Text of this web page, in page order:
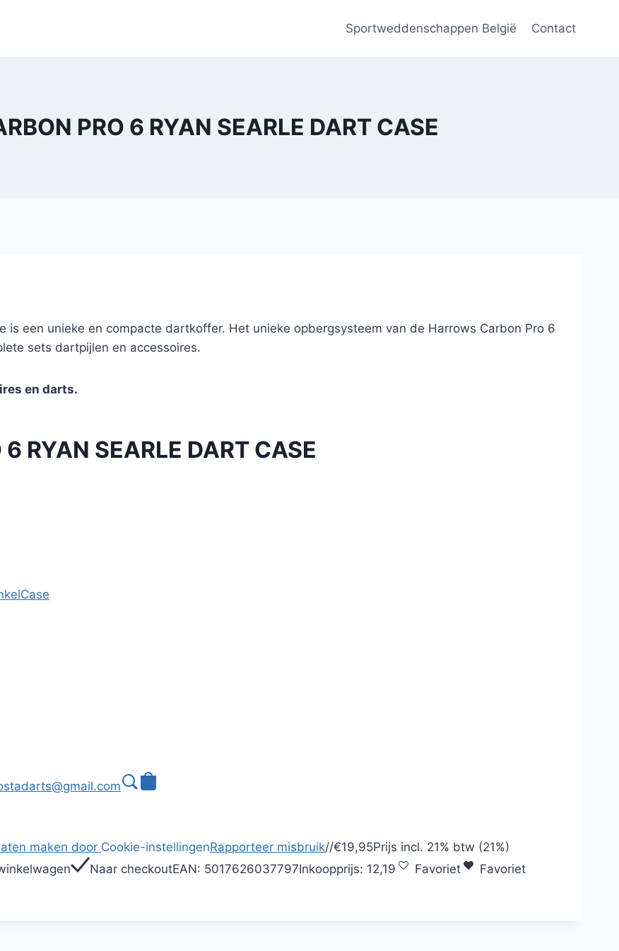
Sportweddenschappen België Contact
PRO 6 RYAN SEARLE DART CASE
is een unieke en compacte dartkoffer. Het unieke opbergsysteem van de Harrows Carbon Pro 6
sets dartpijlen en accessoires.
en darts.
RYAN SEARLE DART CASE
Case
maken door Cookie-instellingenRapporteer misbruik//€19,95Prijs incl. 21% btw (21%)
Naar checkoutEAN: 5017626037797Inkoopprijs: 12,19 Favoriet
Favoriet